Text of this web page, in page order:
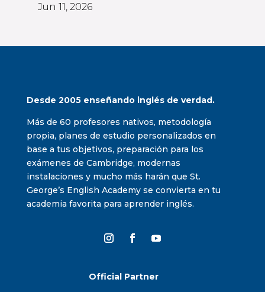
Bellingham sin subtítulos?
Jun 11, 2026
Desde 2005 enseñando inglés de verdad.
Más de 60 profesores nativos, metodología
propia, planes de estudio personalizados en
base a tus objetivos, preparación para los
exámenes de Cambridge, modernas
instalaciones y mucho más harán que St.
George’s English Academy se convierta en tu
academia favorita para aprender inglés.
Official Partner